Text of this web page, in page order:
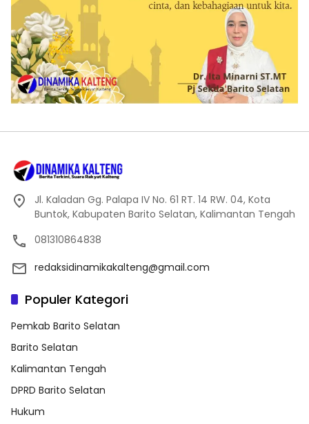
Jl. Kaladan Gg. Palapa IV No. 61 RT. 14 RW. 04, Kota
Buntok, Kabupaten Barito Selatan, Kalimantan Tengah
081310864838
redaksidinamikakalteng@gmail.com
Populer Kategori
Pemkab Barito Selatan
Barito Selatan
Kalimantan Tengah
DPRD Barito Selatan
Hukum